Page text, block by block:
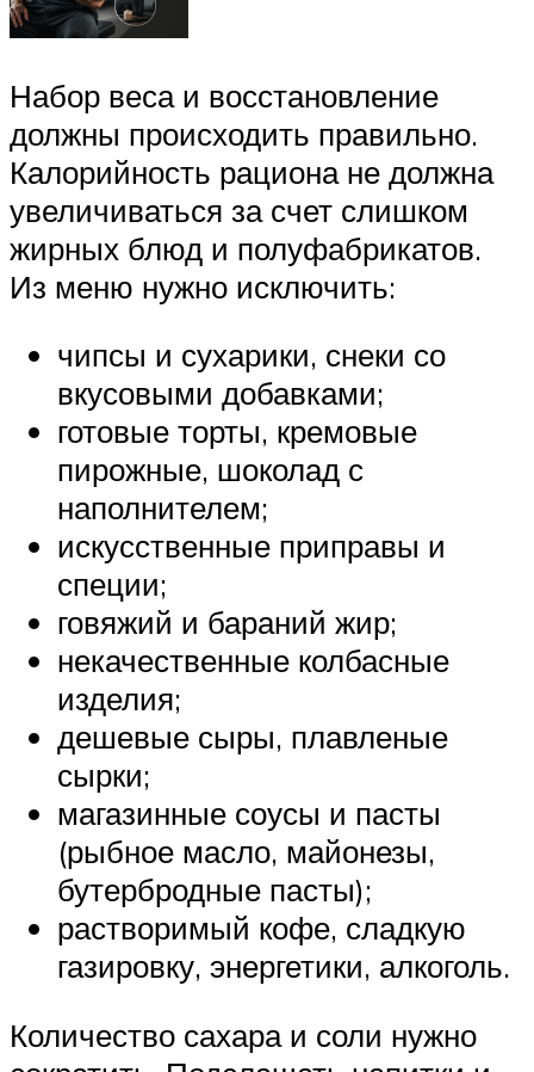
Набор веса и восстановление
должны происходить правильно.
Калорийность рациона не должна
увеличиваться за счет слишком
жирных блюд и полуфабрикатов.
Из меню нужно исключить:
чипсы и сухарики, снеки со
вкусовыми добавками;
готовые торты, кремовые
пирожные, шоколад с
наполнителем;
искусственные приправы и
специи;
говяжий и бараний жир;
некачественные колбасные
изделия;
дешевые сыры, плавленые
сырки;
магазинные соусы и пасты
(рыбное масло, майонезы,
бутербродные пасты);
растворимый кофе, сладкую
газировку, энергетики, алкоголь.
Количество сахара и соли нужно